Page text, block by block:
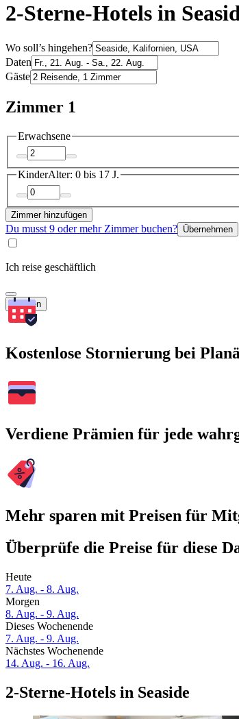
2-Sterne-Hotels in
Wo soll’s hingehen?
Daten
Gäste
Zimmer 1
Erwachsene
KinderAlter: 0 bis 17 J.
Zimmer hinzufügen
Du musst 9 oder mehr Zimmer buchen? Übernehmen
Ich reise geschäftlich
Suchen
Kostenlose Stornierung bei
Verdiene Prämien für jede
Mehr sparen mit Preisen für
Überprüfe die Preise für diese
Heute
7. Aug. - 8. Aug.
Morgen
8. Aug. - 9. Aug.
Dieses Wochenende
7. Aug. - 9. Aug.
Nächstes Wochenende
14. Aug. - 16. Aug.
2-Sterne-Hotels in Seaside